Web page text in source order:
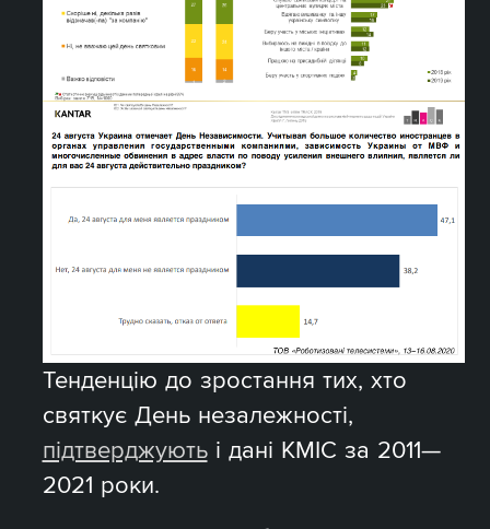
Тенденцію до зростання тих, хто
святкує День незалежності,
підтверджуютьі дані КМІС за 2011—
2021 роки.